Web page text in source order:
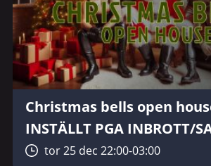
Christmas bells open
INSTÄLLT PGA INBROTT/
tor 25 dec 22:00-03:00